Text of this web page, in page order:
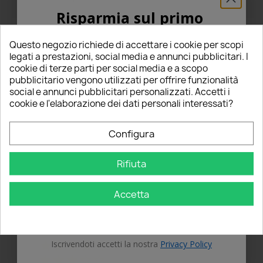
Commenti Tutte le recensioni
0
star_borderstar_borderstar_borderstar_borderstar_border
Seleziona un punteggio per filtrare le recensioni.
starstarstarstarstar
starstarstarstarstar_border (0)
Questo negozio richiede di accettare i cookie per scopi
legati a prestazioni, social media e annunci pubblicitari. I
cookie di terze parti per social media e a scopo
pubblicitario vengono utilizzati per offrire funzionalità
social e annunci pubblicitari personalizzati. Accetti i
cookie e l'elaborazione dei dati personali interessati?
Configura
Rifiuta
Accetta
Risparmia sul primo
5% PER TE!
Inserisci la tua email qui sotto per ricevere il
5% DI SCONTOsul tuo primo ordine!
Nome
OTTIENI IL 5%
Iscrivendoti accetti la nostra Privacy Policy